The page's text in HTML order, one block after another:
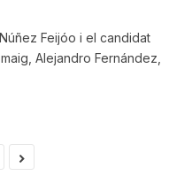
Feijóo i el candidat
Alejandro Fernández,